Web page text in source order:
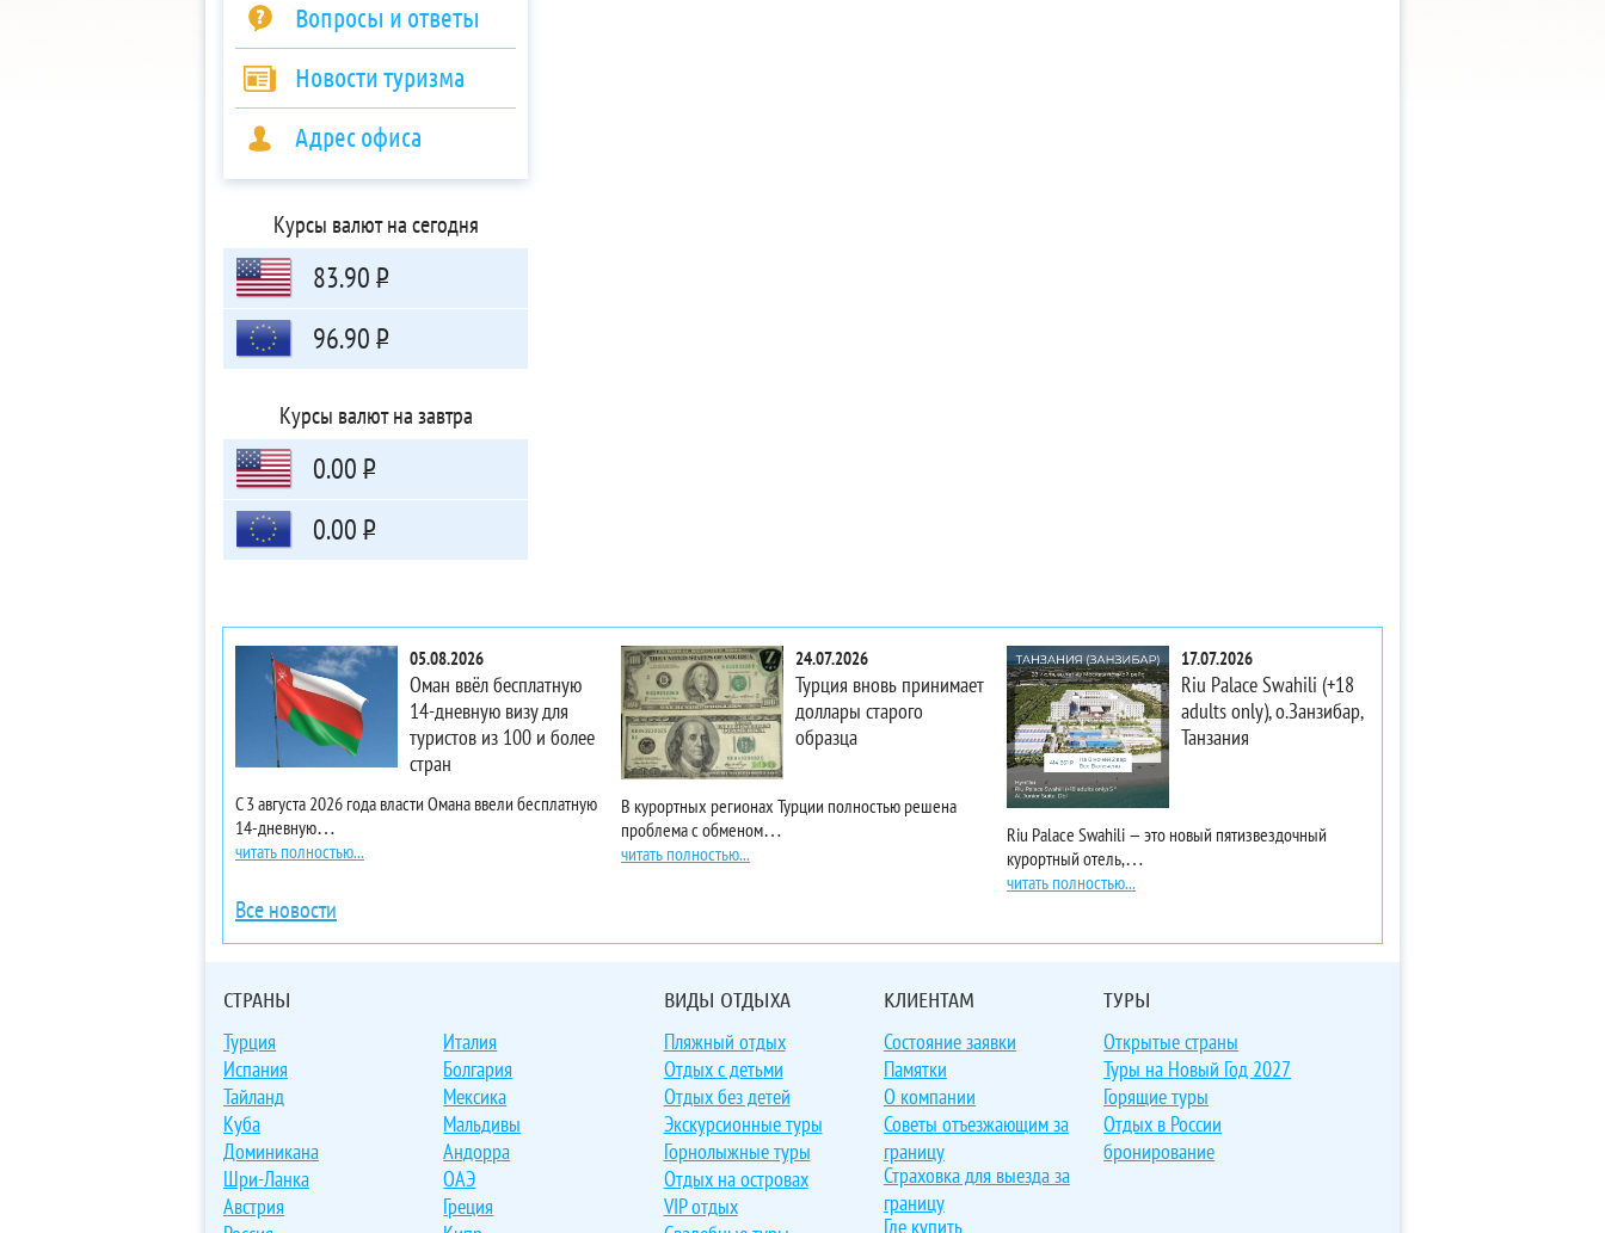
Вопросы и ответы
Новости туризма
Адрес офиса
Курсы валют на сегодня
83.90Р
96.90Р
Курсы валют на завтра
0.00Р
0.00Р
05.08.2026
Оман ввёл бесплатную
14-дневную визу для
туристов из 100 и более
стран
С 3 августа 2026 года власти Омана ввели бесплатную
14-дневную…
читать полностью...
24.07.2026
Турция вновь принимает
доллары старого
образца
В курортных регионах Турции полностью решена
проблема с обменом…
читать полностью...
17.07.2026
Riu Palace Swahili (+18
adults only), о.Занзибар,
Танзания
Riu Palace Swahili — это новый пятизвездочный
курортный отель,…
читать полностью...
Все новости
СТРАНЫ
Турция
Испания
Тайланд
Куба
Доминикана
Шри-Ланка
Австрия
Италия
Болгария
Мексика
Мальдивы
Андорра
ОАЭ
Греция
ВИДЫ ОТДЫХА
Пляжный отдых
Отдых с детьми
Отдых без детей
Экскурсионные туры
Горнолыжные туры
Отдых на островах
VIP отдых
КЛИЕНТАМ
Состояние заявки
Памятки
О компании
Советы отъезжающим за
границу
Страховка для выезда за
границу
Где купить
ТУРЫ
Открытые страны
Туры на Новый Год 2027
Горящие туры
Отдых в России
бронирование